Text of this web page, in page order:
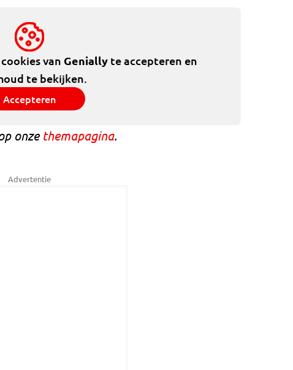
van Genially te accepteren en
te bekijken.
Accepteren
onze themapagina.
Advertentie